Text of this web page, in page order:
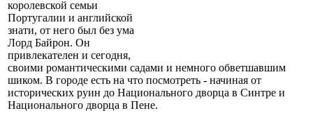
королевской семьи
Португалии и английской
знати, от него был без ума
Лорд Байрон. Он
привлекателен и сегодня,
своими романтическими садами и немного обветшавшим
шиком. В городе есть на что посмотреть - начиная от
исторических руин до Национального дворца в Синтре и
Национального дворца в Пене.